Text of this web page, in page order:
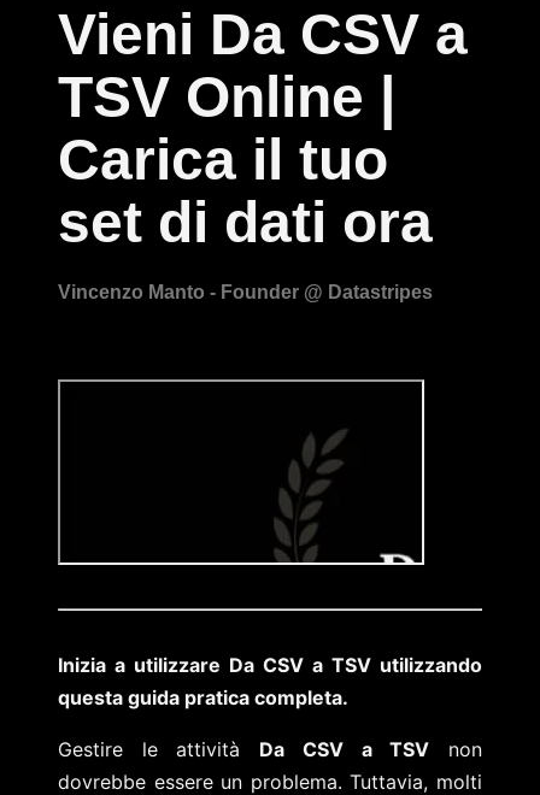
Vieni Da CSV a
TSV Online |
Carica il tuo
set di dati ora
Inizia a utilizzare Da CSV a TSV utilizzando
questa guida pratica completa.
Gestire le attività Da CSV a TSV non
dovrebbe essere un problema. Tuttavia, molti